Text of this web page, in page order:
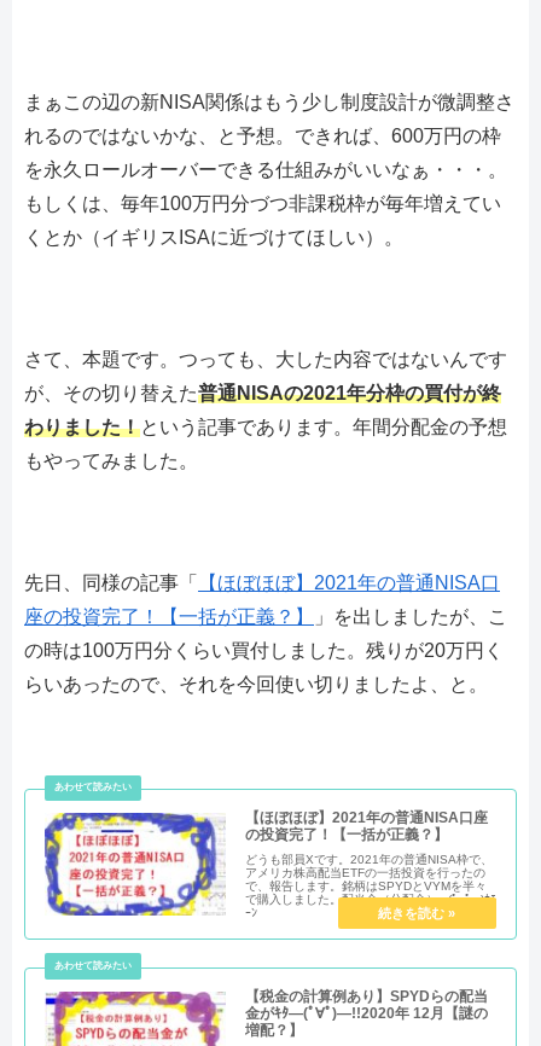
まぁこの辺の新NISA関係はもう少し制度設計が微調整さ
れるのではないかな、と予想。できれば、600万円の枠
を永久ロールオーバーできる仕組みがいいなぁ・・・。
もしくは、毎年100万円分づつ非課税枠が毎年増えてい
くとか（イギリスISAに近づけてほしい）。
さて、本題です。つっても、大した内容ではないんです
が、その切り替えた普通NISAの2021年分枠の買付が終
わりました！という記事であります。年間分配金の予想
もやってみました。
先日、同様の記事「
【ほぼほぼ】2021年の普通NISA口
座の投資完了！【一括が正義？】
」を出しましたが、こ
の時は100万円分くらい買付しました。残りが20万円く
らいあったので、それを今回使い切りましたよ、と。
【ほぼほぼ】2021年の普通NISA口座
の投資完了！【一括が正義？】
どうも部員Xです。2021年の普通NISA枠で、
アメリカ株高配当ETFの一括投資を行ったの
で、報告します。銘柄はSPYDとVYMを半々
で購入しました。配当金（分配金）щ(ﾟдﾟщ)ｶﾓ
ｰﾝ
【税金の計算例あり】SPYDらの配当
金がｷﾀ―(ﾟ∀ﾟ)―!!2020年 12月【謎の
増配？】